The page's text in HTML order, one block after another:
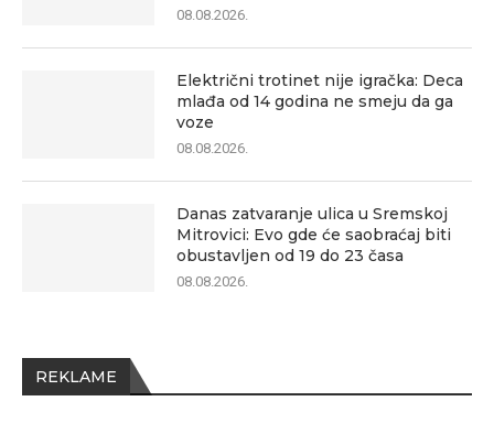
08.08.2026.
Električni trotinet nije igračka: Deca
mlađa od 14 godina ne smeju da ga
voze
08.08.2026.
Danas zatvaranje ulica u Sremskoj
Mitrovici: Evo gde će saobraćaj biti
obustavljen od 19 do 23 časa
08.08.2026.
REKLAME